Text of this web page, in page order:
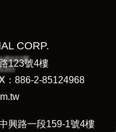
CORP.
123號4樓
：886-2-85124968
興路一段159-1號4樓